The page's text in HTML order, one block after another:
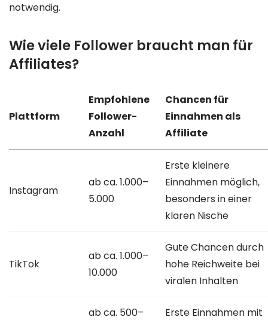
notwendig.
Wie viele Follower braucht man für
Affiliates?
Plattform
Empfohlene
Follower-
Anzahl
Chancen für
Einnahmen als
Affiliate
Instagram
ab ca. 1.000–
5.000
Erste kleinere
Einnahmen möglich,
besonders in einer
klaren Nische
TikTok
ab ca. 1.000–
10.000
Gute Chancen durch
hohe Reichweite bei
viralen Inhalten
ab ca. 500–
Erste Einnahmen mit